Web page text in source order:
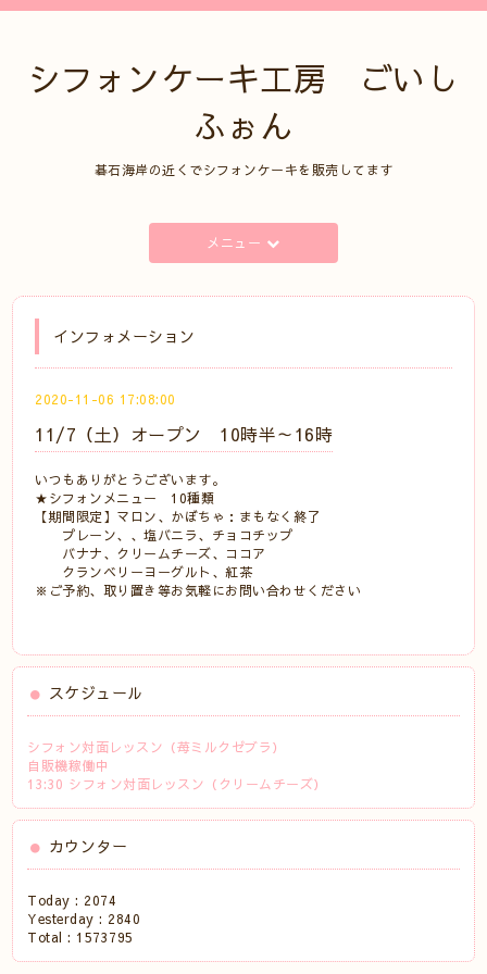
シフォンケーキ工房 ごいし
ふぉん
碁石海岸の近くでシフォンケーキを販売してます
メニュー
インフォメーション
2020-11-06 17:08:00
11/7（土）オープン 10時半～16時
いつもありがとうございます。
★シフォンメニュー 10種類
【期間限定】マロン、かぼちゃ：まもなく終了
プレーン、、塩バニラ、チョコチップ
バナナ、クリームチーズ、ココア
クランベリーヨーグルト、紅茶
※ご予約、取り置き等お気軽にお問い合わせください
スケジュール
シフォン対面レッスン（苺ミルクゼブラ）
自販機稼働中
13:30 シフォン対面レッスン（クリームチーズ）
カウンター
Today : 2074
Yesterday : 2840
Total : 1573795